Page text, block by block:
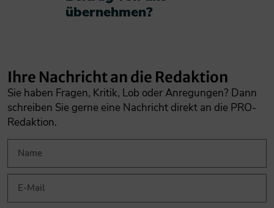
übernehmen?​
Ihre Nachricht an die Redaktion
Sie haben Fragen, Kritik, Lob oder Anregungen? Dann
schreiben Sie gerne eine Nachricht direkt an die PRO-
Redaktion.